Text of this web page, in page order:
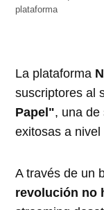
plataforma
La plataforma
suscriptores al
Papel", una de
exitosas a nivel
A través de un
revolución no